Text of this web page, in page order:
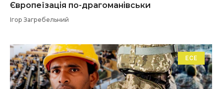
Європеїзація по-драгоманівськи
Ігор Загребельний
ЕСЕ